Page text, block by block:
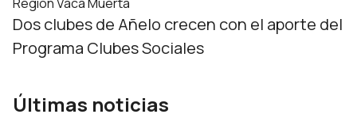
Dos clubes de Añelo crecen con el aporte del
Programa Clubes Sociales
Últimas noticias